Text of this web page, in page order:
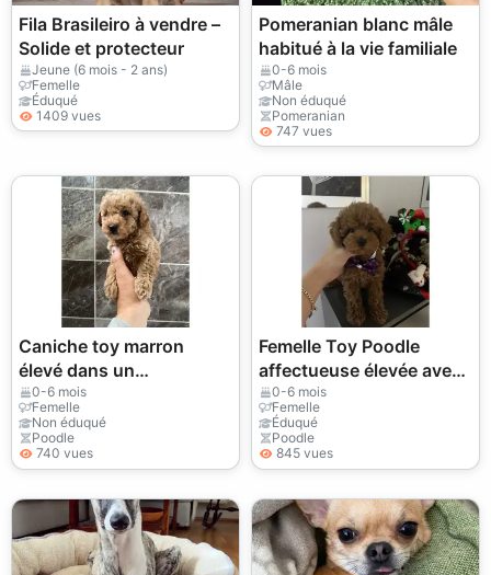
Fila Brasileiro à vendre –
Solide et protecteur
Jeune (6 mois - 2 ans)
Femelle
Éduqué
1409 vues
Pomeranian blanc mâle
habitué à la vie familiale
0-6 mois
Mâle
Non éduqué
Pomeranian
747 vues
Caniche toy marron
élevé dans un
environnement familial
0-6 mois
Femelle
Non éduqué
Poodle
740 vues
Femelle Toy Poodle
affectueuse élevée avec
attention
0-6 mois
Femelle
Éduqué
Poodle
845 vues